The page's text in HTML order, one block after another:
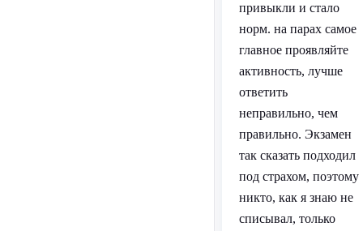
привыкли и стало
норм. на парах самое
главное проявляйте
активность, лучше
ответить
неправильно, чем
правильно. Экзамен
так сказать подходил
под страхом, поэтому
никто, как я знаю не
списывал, только